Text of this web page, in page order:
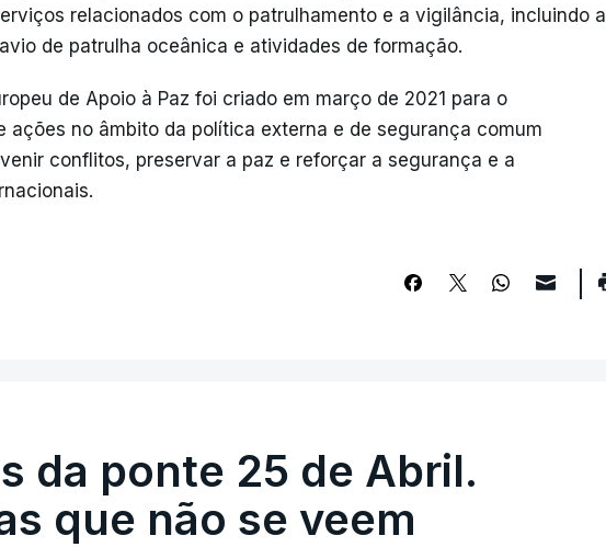
relacionados com o patrulhamento e a vigilância, incluindo a
de patrulha oceânica e atividades de formação.
de Apoio à Paz foi criado em março de 2021 para o
ações no âmbito da política externa e de segurança comum
conflitos, preservar a paz e reforçar a segurança e a
da ponte 25 de Abril.
que não se veem